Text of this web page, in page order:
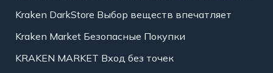
Kraken DarkStore Выбор веществ впечатляет
Kraken Market Безопасные Покупки
KRAKEN MARKET Вход без точек